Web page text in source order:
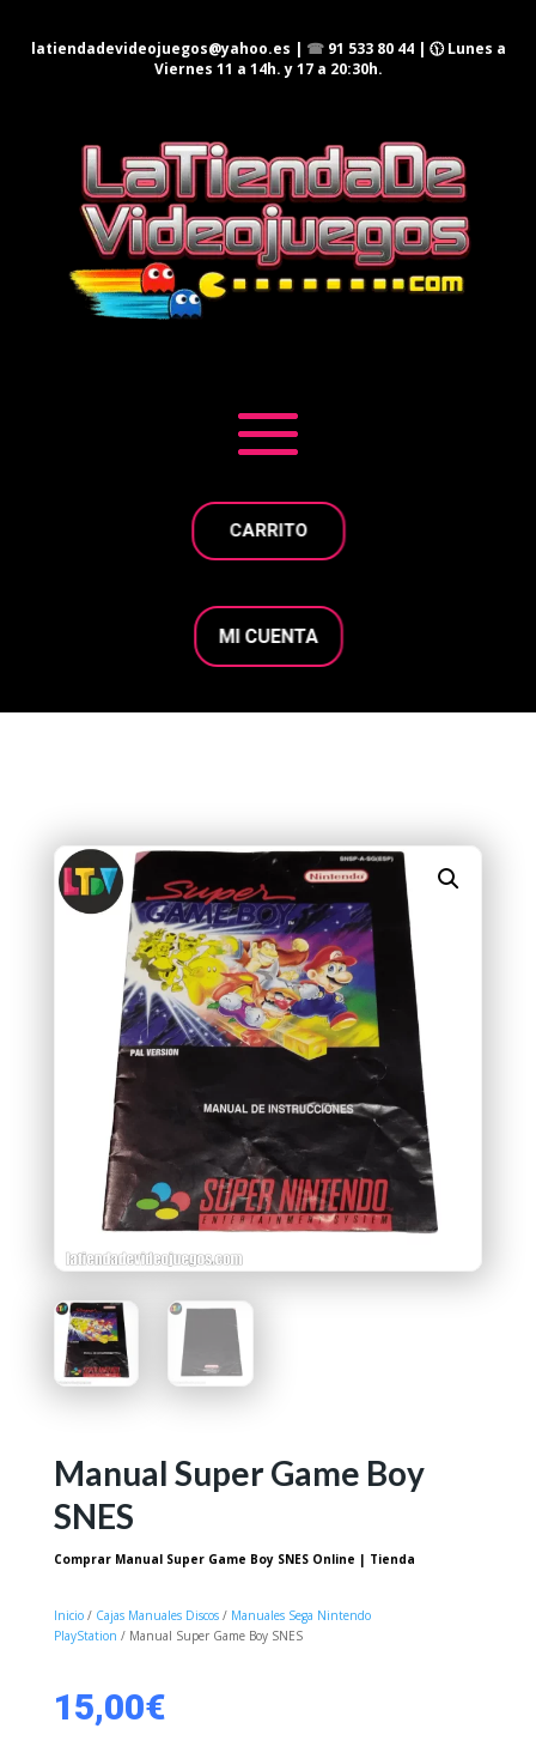
latiendadevideojuegos@yahoo.es | ☎ 91 533 80 44| 🕦 Lunes a
Viernes 11 a 14h. y 17 a 20:30h.
CARRITO
MI CUENTA
Manual Super Game Boy
SNES
Comprar Manual Super Game Boy SNES Online | Tienda
Inicio/ Cajas Manuales Discos/ Manuales Sega Nintendo
PlayStation / Manual Super Game Boy SNES
15,00€